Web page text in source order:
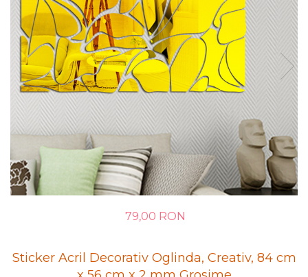
79,00 RON
Sticker Acril Decorativ Oglinda, Creativ, 84 cm